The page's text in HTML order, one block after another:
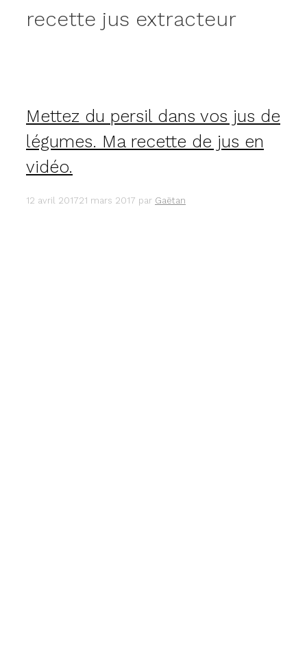
recette jus extracteur
Mettez du persil dans vos jus de
légumes. Ma recette de jus en
vidéo.
12 avril 201721 mars 2017 par Gaëtan